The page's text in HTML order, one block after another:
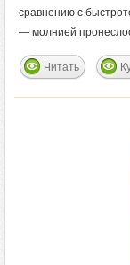
сравнению с
— молнией
Читать